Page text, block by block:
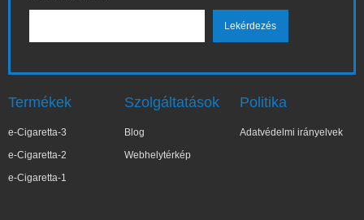
Termékek
e-Cigaretta-3
e-Cigaretta-2
e-Cigaretta-1
Szolgáltatások
Blog
Webhelytérkép
Politika
Adatvédelmi irányelvek